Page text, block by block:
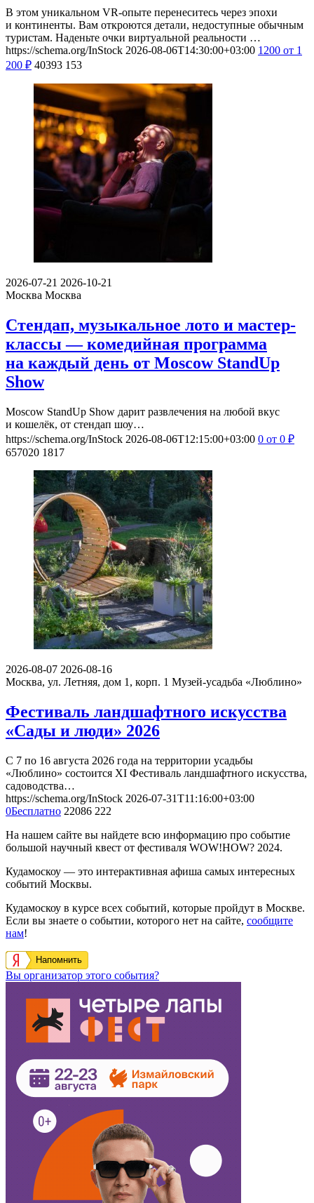
В этом уникальном VR-опыте перенеситесь через эпохи
и континенты. Вам откроются детали, недоступные обычным
туристам. Наденьте очки виртуальной реальности …
https://schema.org/InStock 2026-08-06T14:30:00+03:00 1200 от 1
200 ₽ 40393 153
2026-07-21 2026-10-21
Москва Москва
Стендап, музыкальное лото и мастер-
классы — комедийная программа
на каждый день от Moscow StandUp
Show
Moscow StandUp Show дарит развлечения на любой вкус
и кошелёк, от стендап шоу…
https://schema.org/InStock 2026-08-06T12:15:00+03:00 0 от 0 ₽
657020 1817
2026-08-07 2026-08-16
Москва, ул. Летняя, дом 1, корп. 1 Музей-усадьба «Люблино»
Фестиваль ландшафтного искусства
«Сады и люди» 2026
С 7 по 16 августа 2026 года на территории усадьбы
«Люблино» состоится XI Фестиваль ландшафтного искусства,
садоводства…
https://schema.org/InStock 2026-07-31T11:16:00+03:00
0Бесплатно 22086 222
На нашем сайте вы найдете всю информацию про событие
большой научный квест от фестиваля WOW!HOW? 2024.
Кудамоскоу — это интерактивная афиша самых интересных
событий Москвы.
Кудамоскоу в курсе всех событий, которые пройдут в Москве.
Если вы знаете о событии, которого нет на сайте, сообщите
нам!
Напомнить
Вы организатор этого события?